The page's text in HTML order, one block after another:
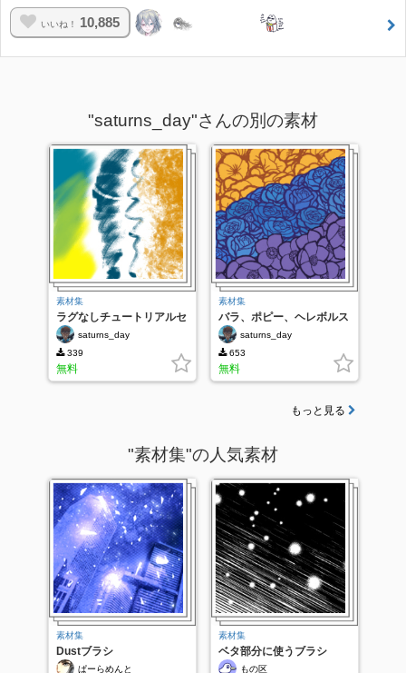
いいね！ 10,885
"saturns_day"さんの別の素材
素材集
ラグなしチュートリアルセ
ット saturns_day
339
無料
素材集
バラ、ポピー、ヘレボルス
saturns_day
653
無料
もっと見る
"素材集"の人気素材
素材集
Dustブラシ
ぱーらめんと
素材集
ベタ部分に使うブラシ
もの区